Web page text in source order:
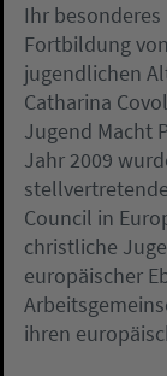
Ihr
Fortbildung
jugendlichen
Catharina
Jugend Macht
Jahr 2009
Council in
christliche
europäischer
ihren